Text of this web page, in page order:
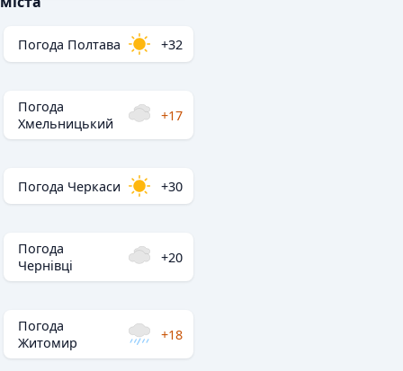
Погода Полтава +32
Погода
Хмельницький
+17
Погода Черкаси +30
Погода
Чернівці
+20
Погода
Житомир
+18